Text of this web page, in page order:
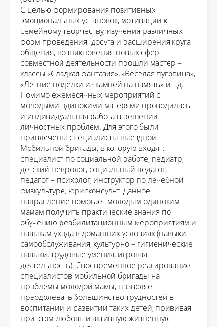
С целью формирования позитивных
эмоциональных установок, мотивации к
семейному творчеству, изучения различных
форм проведения досуга и расширения круга
общения, возникновения новых сфер
совместной деятельности прошли мастер –
классы «Сладкая фантазия»,«Веселая пуговица»,
«Летние поделки из камней на память» и т.д.
Помимо ежемесячных мероприятий с
молодыми одинокими матерями проводилась
и индивидуальная работа в решении
личностных проблем. Для этого были
привлечены специалисты выездной
Мобильной бригады, в которую входят:
специалист по социальной работе, педиатр,
детский невролог, социальный педагог,
педагог – психолог, инструктор по лечебной
физкультуре, юрисконсульт. Данное
направление помогает молодым одиноким
мамам получить практические знания по
обучению реабилитационным мероприятиям и
навыкам ухода в домашних условиях (навыки
самообслуживания, культурно – гигиенические
навыки, трудовые умения, игровая
деятельность). Своевременное реагирование
специалистов мобильной бригады на
проблемы молодой мамы, позволяет
преодолевать большинство трудностей в
воспитании и развитии таких детей, прививая
при этом любовь и активную жизненную